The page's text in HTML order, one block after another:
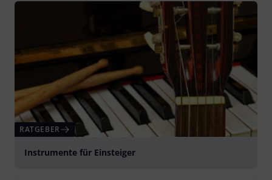
RATGEBER
Instrumente für Einsteiger